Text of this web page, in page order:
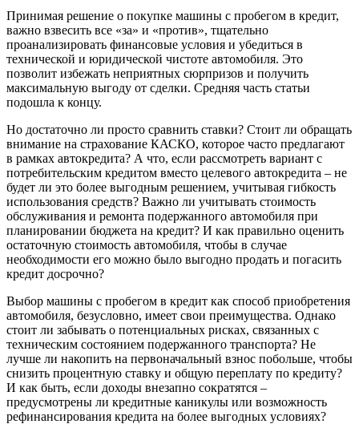
Принимая решение о покупке машины с пробегом в кредит,
важно взвесить все «за» и «против», тщательно
проанализировать финансовые условия и убедиться в
технической и юридической чистоте автомобиля. Это
позволит избежать неприятных сюрпризов и получить
максимальную выгоду от сделки. Средняя часть статьи
подошла к концу.
Но достаточно ли просто сравнить ставки? Стоит ли обращать
внимание на страхование КАСКО, которое часто предлагают
в рамках автокредита? А что, если рассмотреть вариант с
потребительским кредитом вместо целевого автокредита – не
будет ли это более выгодным решением, учитывая гибкость
использования средств? Важно ли учитывать стоимость
обслуживания и ремонта подержанного автомобиля при
планировании бюджета на кредит? И как правильно оценить
остаточную стоимость автомобиля, чтобы в случае
необходимости его можно было выгодно продать и погасить
кредит досрочно?
Выбор машины с пробегом в кредит как способ приобретения
автомобиля, безусловно, имеет свои преимущества. Однако
стоит ли забывать о потенциальных рисках, связанных с
техническим состоянием подержанного транспорта? Не
лучше ли накопить на первоначальный взнос побольше, чтобы
снизить процентную ставку и общую переплату по кредиту?
И как быть, если доходы внезапно сократятся –
предусмотрены ли кредитные каникулы или возможность
рефинансирования кредита на более выгодных условиях?